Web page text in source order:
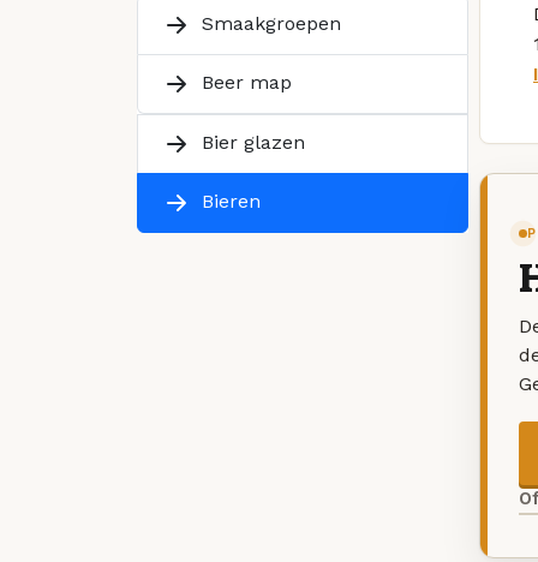
Smaakgroepen
Beer map
Bier glazen
Bieren